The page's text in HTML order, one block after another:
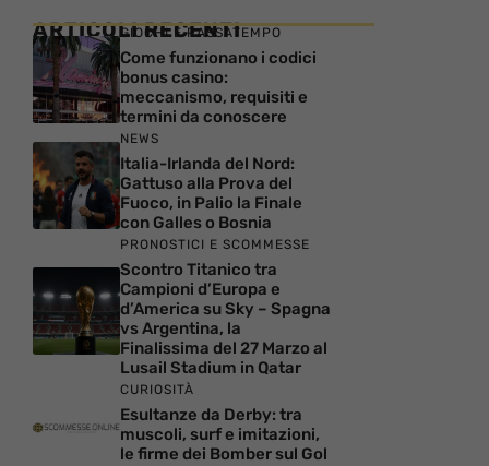
ARTICOLI RECENTI
GIOCHI E PASSATEMPO
Come funzionano i codici
bonus casino:
meccanismo, requisiti e
termini da conoscere
NEWS
Italia-Irlanda del Nord:
Gattuso alla Prova del
Fuoco, in Palio la Finale
con Galles o Bosnia
PRONOSTICI E SCOMMESSE
Scontro Titanico tra
Campioni d’Europa e
d’America su Sky – Spagna
vs Argentina, la
Finalissima del 27 Marzo al
Lusail Stadium in Qatar
CURIOSITÀ
Esultanze da Derby: tra
muscoli, surf e imitazioni,
le firme dei Bomber sul Gol